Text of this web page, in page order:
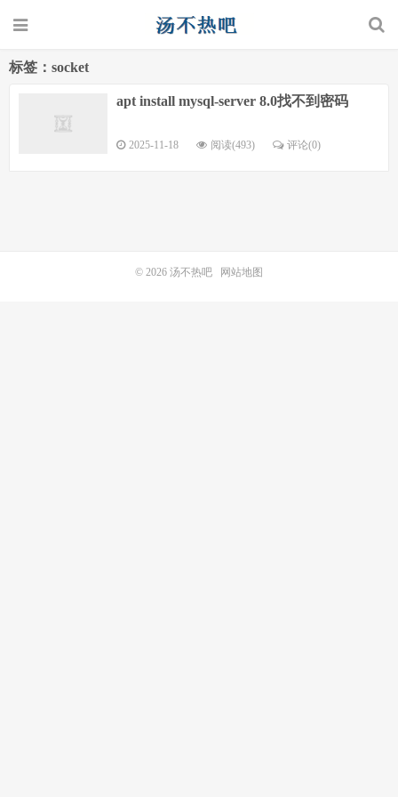
标签：socket
apt install mysql-server 8.0找不到密码
2025-11-18 阅读(493) 评论(0)
© 2026 汤不热吧 网站地图